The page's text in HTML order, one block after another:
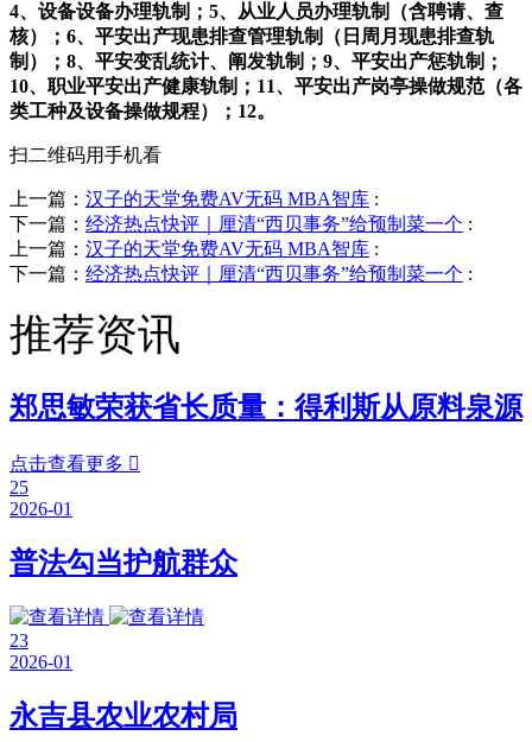
4、设备设备办理轨制；5、从业人员办理轨制（含聘请、查
核）；6、平安出产现患排查管理轨制（日周月现患排查轨
制）；8、平安变乱统计、阐发轨制；9、平安出产惩轨制；
10、职业平安出产健康轨制；11、平安出产岗亭操做规范（各
类工种及设备操做规程）；12。
扫二维码用手机看
上一篇： 汉子的天堂免费AV无码 MBA智库 :
下一篇： 经济热点快评｜厘清“西贝事务”给预制菜一个 :
上一篇： 汉子的天堂免费AV无码 MBA智库 :
下一篇： 经济热点快评｜厘清“西贝事务”给预制菜一个 :
推荐资讯
郑思敏荣获省长质量：得利斯从原料泉源
点击查看更多 
25
2026-01
普法勾当护航群众
23
2026-01
永吉县农业农村局